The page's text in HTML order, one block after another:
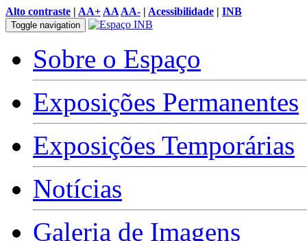
Alto contraste | AA+ AA AA- | Acessibilidade | INB
Toggle navigation
Sobre o Espaço
Exposições Permanentes
Exposições Temporárias
Notícias
Galeria de Imagens